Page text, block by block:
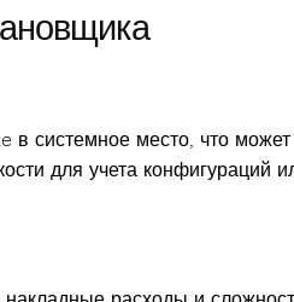
в системное место, что
для учета конфигураций